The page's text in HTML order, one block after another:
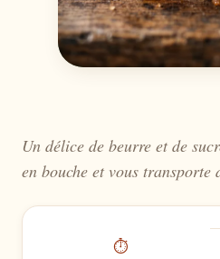
Un délice de beurre et de
en bouche et vous transporte
⏱